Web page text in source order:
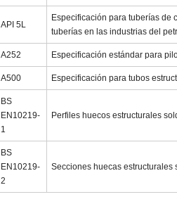
API 5L
Especificación para tuberías de
tuberías en las industrias del
A252 Especificación estándar para
A500 Especificación para tubos
BS
EN10219-
1
Perfiles huecos estructurales
BS
EN10219-
2
Secciones huecas